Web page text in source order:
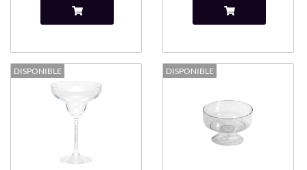
DISPONIBLE DISPONIBLE